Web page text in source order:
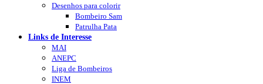
Desenhos para colorir
Bombeiro Sam
Patrulha Pata
Links de Interesse
MAI
ANEPC
Liga de Bombeiros
INEM